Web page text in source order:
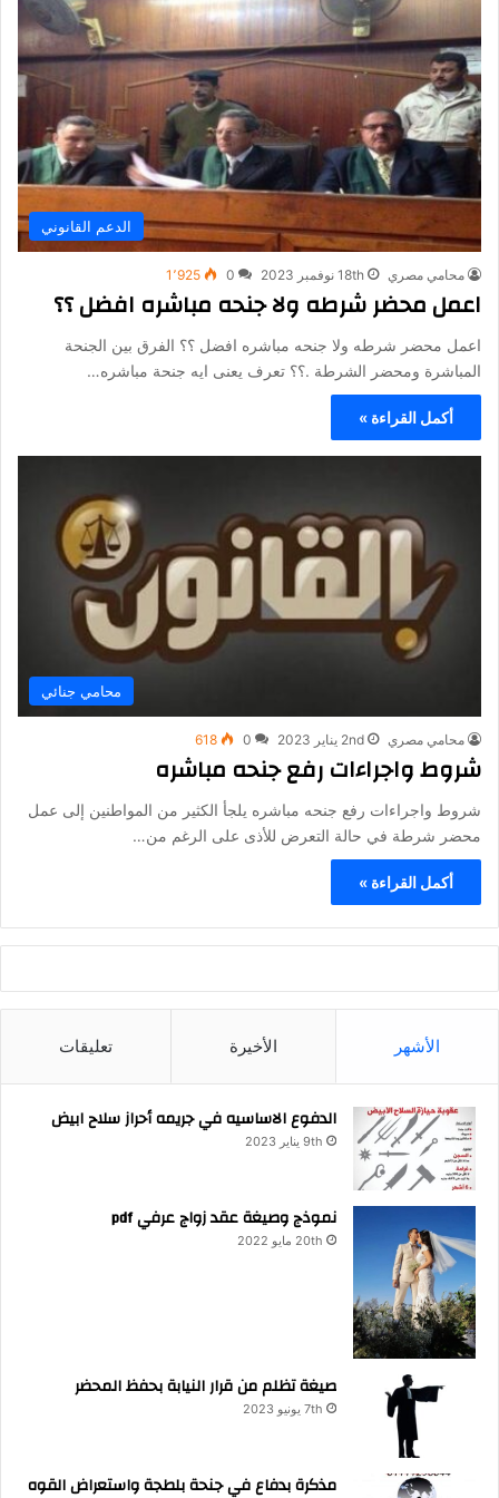
الدعم القانوني
محامي مصري 18th نوفمبر 2023 0 1٬925
اعمل محضر شرطه ولا جنحه مباشره افضل ؟؟
اعمل محضر شرطه ولا جنحه مباشره افضل ؟؟ الفرق بين الجنحة
المباشرة ومحضر الشرطة .؟؟ تعرف يعنى ايه جنحة مباشره…
أكمل القراءة »
محامي جنائي
محامي مصري 2nd يناير 2023 0
618
شروط واجراءات رفع جنحه مباشره
شروط واجراءات رفع جنحه مباشره يلجأ الكثير من المواطنين إلى عمل
محضر شرطة في حالة التعرض للأذى على الرغم من…
أكمل القراءة »
الأشهر الأخيرة تعليقات
الدفوع الاساسيه في جريمه أحراز سلاح ابيض
9th يناير 2023
نموذج وصيغة عقد زواج عرفي pdf
20th مايو 2022
صيغة تظلم من قرار النيابة بحفظ المحضر
7th يونيو 2023
مذكرة بدفاع في جنحة بلطجة واستعراض القوه